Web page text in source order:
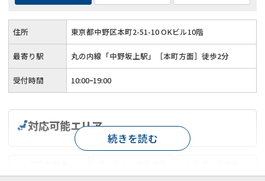
住所 東京都中野区本町2-51-10 OKビル10階
最寄り駅 丸の内線「中野坂上駅」［本町方面］徒歩2分
受付時間 10:00ｰ19:00
対応可能エリア
続きを読む